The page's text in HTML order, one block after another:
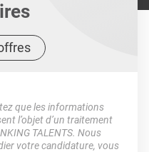
que les informations
l’objet d’un traitement
TALENTS. Nous
votre candidature, vous